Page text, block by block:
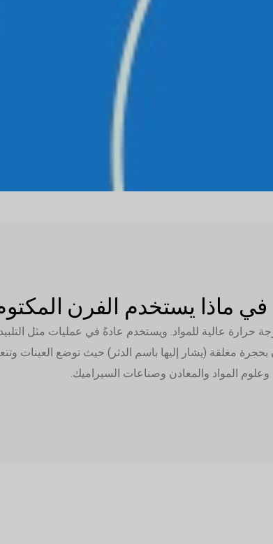
ماذا يستخدم الفرن
عالية للمواد. ويستخدم عادةً في عمليات مثل
مغلقة (يشار إليها باسم الدثر) حيث توضع العينات
المواد والمعادن وصناعات السيراميك.